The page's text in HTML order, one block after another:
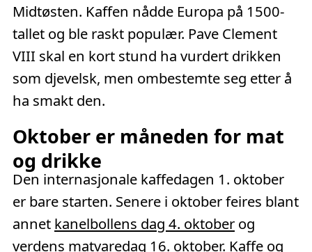
Midtøsten. Kaffen nådde Europa på 1500-
tallet og ble raskt populær. Pave Clement
VIII skal en kort stund ha vurdert drikken
som djevelsk, men ombestemte seg etter å
ha smakt den.
Oktober er måneden for mat
og drikke
Den internasjonale kaffedagen 1. oktober
er bare starten. Senere i oktober feires blant
annet kanelbollens dag 4. oktober og
verdens matvaredag 16. oktober. Kaffe og